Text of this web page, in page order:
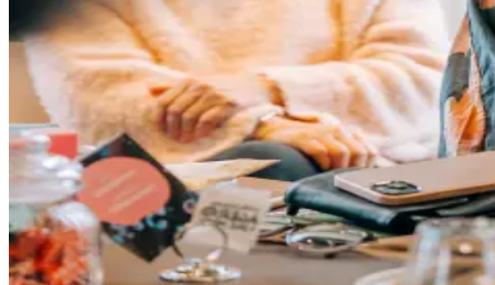
Företagsetableringar
Styrkeområden
Stöd vid etablering